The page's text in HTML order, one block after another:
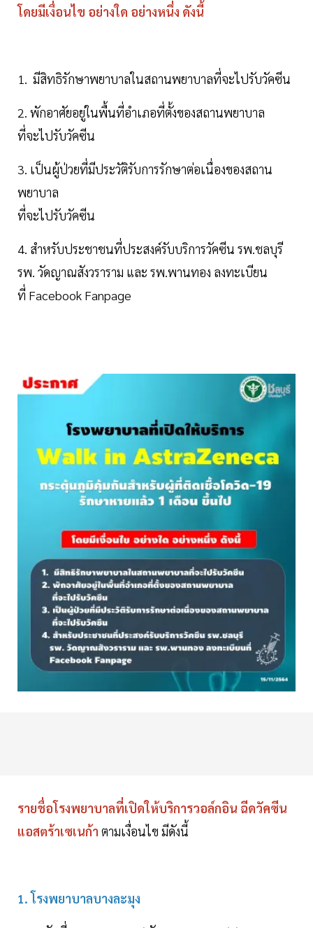
โดยมีเงื่อนไข อย่างใด อย่างหนึ่ง ดังนี้
1. มีสิทธิรักษาพยาบาลในสถานพยาบาลที่จะไปรับวัคซีน
2. พักอาศัยอยู่ในพื้นที่อำเภอที่ตั้งของสถานพยาบาล
ที่จะไปรับวัคซีน
3. เป็นผู้ป่วยที่มีประวัติรับการรักษาต่อเนื่องของสถาน
พยาบาล
ที่จะไปรับวัคซีน
4. สำหรับประชาชนที่ประสงค์รับบริการวัคซีน รพ.ชลบุรี
รพ. วัดญาณสังวราราม และ รพ.พานทอง ลงทะเบียน
ที่ Facebook Fanpage
รายชื่อโรงพยาบาลที่เปิดให้บริการวอล์กอิน ฉีดวัคซีน
แอสตร้าเซเนก้า ตามเงื่อนไข มีดังนี้
1. โรงพยาบาลบางละมุง